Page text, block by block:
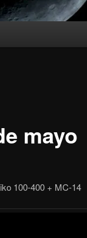
mayo
100-400 + MC-14